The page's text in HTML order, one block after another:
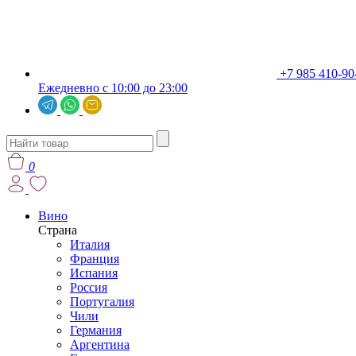
+7 985 410-
Ежедневно с 10:00 до 23:00
0
Вино
Страна
Италия
Франция
Испания
Россия
Португалия
Чили
Германия
Аргентина